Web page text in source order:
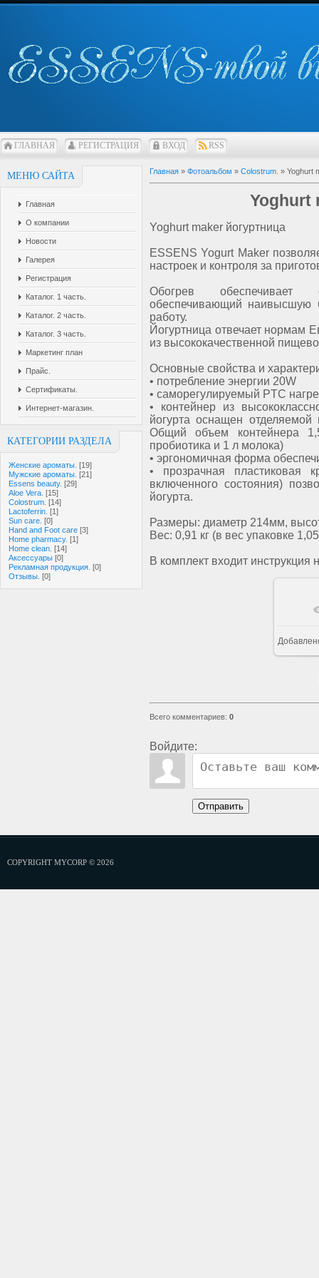
ГЛАВНАЯ РЕГИСТРАЦИЯ ВХОД RSS
МЕНЮ САЙТА
Главная
О компании
Новости
Галерея
Регистрация
Каталог. 1 часть.
Каталог. 2 часть.
Каталог. 3 часть.
Маркетинг план
Прайс.
Сертификаты.
Интернет-магазин.
КАТЕГОРИИ РАЗДЕЛА
Женские ароматы. [19]
Мужские ароматы. [21]
Essens beauty. [29]
Aloe Vera. [15]
Colostrum. [14]
Lactoferrin. [1]
Sun care. [0]
Hand and Foot care [3]
Home pharmacy. [1]
Home clean. [14]
Аксессуары [0]
Рекламная продукция. [0]
Отзывы. [0]
Главная » Фотоальбом » Colostrum. » Yoghurt
Yoghurt
Yoghurt maker йогуртница
ESSENS Yogurt Maker
настроек и контроля за
Обогрев обеспечивает
обеспечивающий наивысшую
работу.
Йогуртница отвечает нормам
из высококачественной
Основные свойства и
• потребление энергии 20W
• саморегулируемый PTC
• контейнер из
йогурта оснащен отделяемой
Общий объем контейнера
пробиотика и 1 л молока)
• эргономичная форма
• прозрачная пластиковая
включенного состояния)
йогурта.
Размеры: диаметр 214мм,
Вес: 0,91 кг (в вес упаковке 1,05
В комплект входит инструкция
Всего комментариев: 0
Войдите:
Отправить
COPYRIGHT MYCORP © 2026